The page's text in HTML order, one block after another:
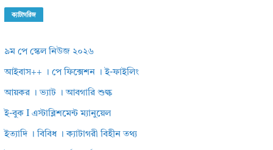
ক্যাটাগরিজ
৯ম পে স্কেল নিউজ ২০২৬
আইবাস++ । পে ফিক্সেশন । ই-ফাইলিং
আয়কর । ভ্যাট । আবগারি শুল্ক
ই-বুক I এস্টাব্লিশমেন্ট ম্যানুয়েল
ইত্যাদি । বিবিধ । ক্যাটাগরী বিহীন তথ্য